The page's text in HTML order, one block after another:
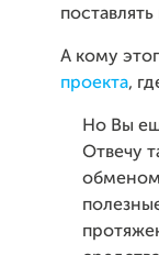
А кому
проекта,
Но Вы
Отвечу